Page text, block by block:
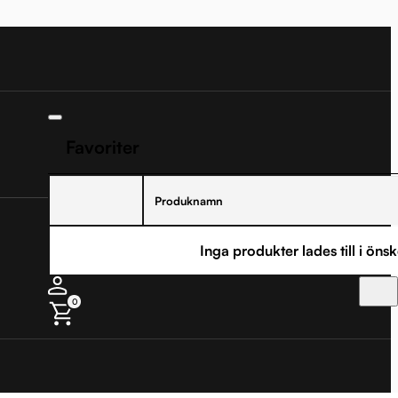
Produknamn
Inga produkter lades till i
0